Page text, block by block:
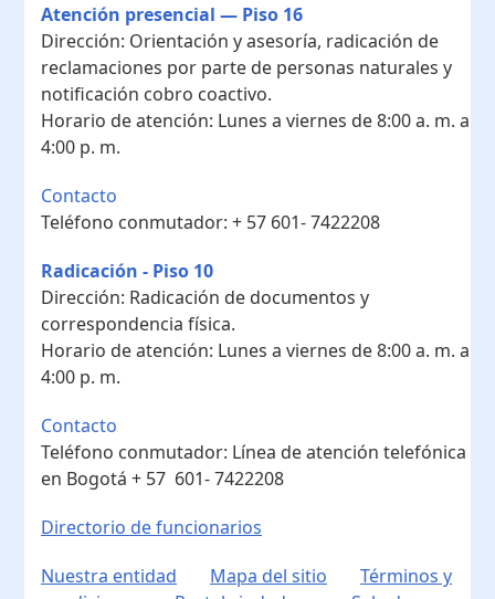
Atención presencial — Piso 16
Dirección: Orientación y asesoría, radicación de
reclamaciones por parte de personas naturales y
notificación cobro coactivo.
Horario de atención: Lunes a viernes de 8:00 a. m. a
4:00 p. m.
Contacto
Teléfono conmutador: + 57 601- 7422208
Radicación - Piso 10
Dirección: Radicación de documentos y
correspondencia física.
Horario de atención: Lunes a viernes de 8:00 a. m. a
4:00 p. m.
Contacto
Teléfono conmutador: Línea de atención telefónica
en Bogotá ​+ 57 601- 7422208
Directorio de funcionarios
Nuestra entidad
Mapa del sitio
Términos y